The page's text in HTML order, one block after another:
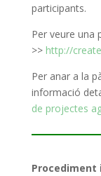
participants.
Per veure una
>> http://
Per anar a la
informació
de projectes
Procediment